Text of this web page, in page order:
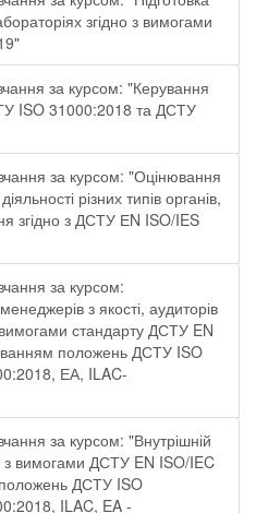
згідно з вимогами
за курсом: "Керування
ISO 31000:2018 та ДСТУ
за курсом: "Оцінювання
різних типів органів,
згідно з ДСТУ ЕN ISO/IES
за курсом:
з якості, аудиторів
стандарту ДСТУ EN
положень ДСТУ ISO
ЕА, ILAC-
за курсом: "Внутрішній
з вимогами ДСТУ EN ISO/IEC
ДСТУ ISO
ILAC, EA -